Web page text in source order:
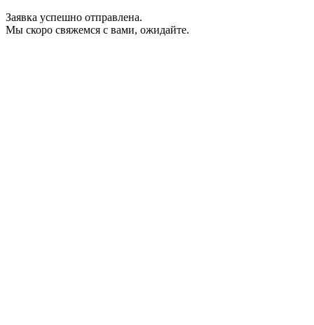
Заявка успешно отправлена.
Мы скоро свяжемся с вами, ожидайте.